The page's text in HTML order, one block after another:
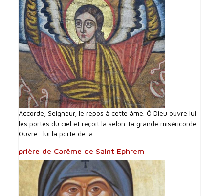
Accorde, Seigneur, le repos à cette âme. Ô Dieu ouvre lui
les portes du ciel et reçoit la selon Ta grande miséricorde.
Ouvre- lui la porte de la...
prière de Carême de Saint Ephrem